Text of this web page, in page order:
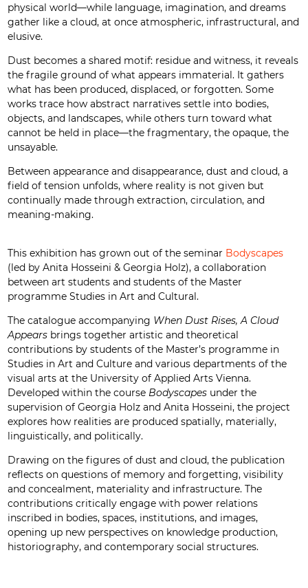
physical world—while language, imagination, and dreams
gather like a cloud, at once atmospheric, infrastructural, and
elusive.
Dust becomes a shared motif: residue and witness, it reveals
the fragile ground of what appears immaterial. It gathers
what has been produced, displaced, or forgotten. Some
works trace how abstract narratives settle into bodies,
objects, and landscapes, while others turn toward what
cannot be held in place—the fragmentary, the opaque, the
unsayable.
Between appearance and disappearance, dust and cloud, a
field of tension unfolds, where reality is not given but
continually made through extraction, circulation, and
meaning-making.
This exhibition has grown out of the seminar Bodyscapes
(led by Anita Hosseini & Georgia Holz), a collaboration
between art students and students of the Master
programme Studies in Art and Cultural.
The catalogue accompanying When Dust Rises, A Cloud
Appears brings together artistic and theoretical
contributions by students of the Master’s programme in
Studies in Art and Culture and various departments of the
visual arts at the University of Applied Arts Vienna.
Developed within the course Bodyscapes under the
supervision of Georgia Holz and Anita Hosseini, the project
explores how realities are produced spatially, materially,
linguistically, and politically.
Drawing on the figures of dust and cloud, the publication
reflects on questions of memory and forgetting, visibility
and concealment, materiality and infrastructure. The
contributions critically engage with power relations
inscribed in bodies, spaces, institutions, and images,
opening up new perspectives on knowledge production,
historiography, and contemporary social structures.